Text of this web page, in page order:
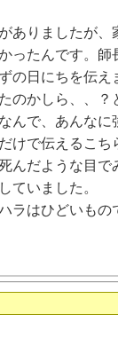
ありましたが、
ったんです。
の日にちを伝え
のかしら、、？
んで、あんな
けで伝えるこ
んだような目
ていました。
ラはひどいも